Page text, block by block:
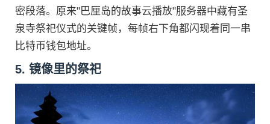
密段落。原来"巴厘岛的故事云播放"服务器中藏有圣
泉寺祭祀仪式的关键帧，每帧右下角都闪现着同一串
比特币钱包地址。
5. 镜像里的祭祀